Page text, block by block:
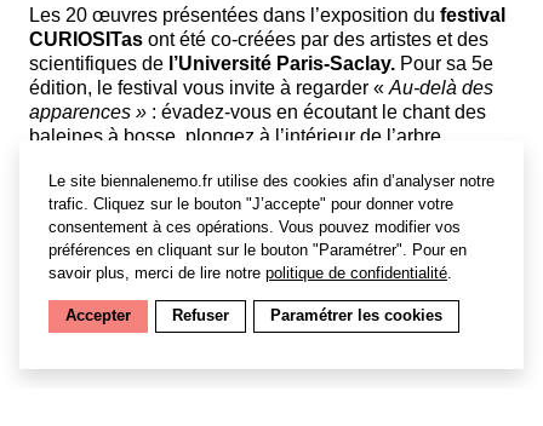
Le site biennalenemo.fr utilise des cookies afin d’analyser notre
trafic. Cliquez sur le bouton "J’accepte" pour donner votre
consentement à ces opérations. Vous pouvez modifier vos
préférences en cliquant sur le bouton "Paramétrer". Pour en
savoir plus, merci de lire notre politique de confidentialité.
Accepter Refuser Paramétrer les cookies
Les 20 œuvres présentées dans l’exposition du festival
CURIOSITas ont été co-créées par des artistes et des
scientifiques de l’Université Paris-Saclay. Pour sa 5e
édition, le festival vous invite à regarder « Au-delà des
apparences » : évadez-vous en écoutant le chant des
baleines à bosse, plongez à l’intérieur de l’arbre,
des climats passés, et bien plus encore !
Des spectacles (danse et théâtre), des animations pour
les enfants et groupes scolaires sont également au
programme.
Crédit photo en Une – Sky réalisé par l’équipe